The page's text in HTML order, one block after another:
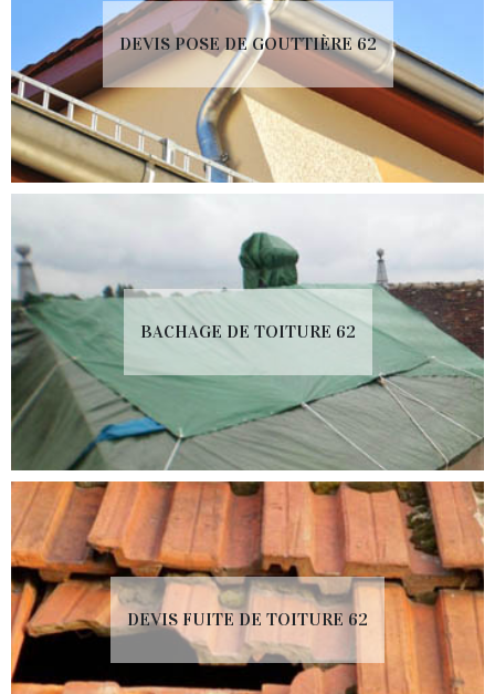
DEVIS POSE DE GOUTTIÈRE 62
BACHAGE DE TOITURE 62
DEVIS FUITE DE TOITURE 62